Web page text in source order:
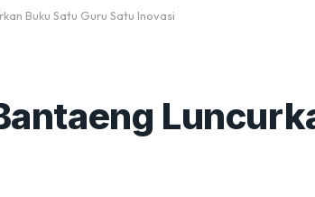
Buku Satu Guru Satu Inovasi